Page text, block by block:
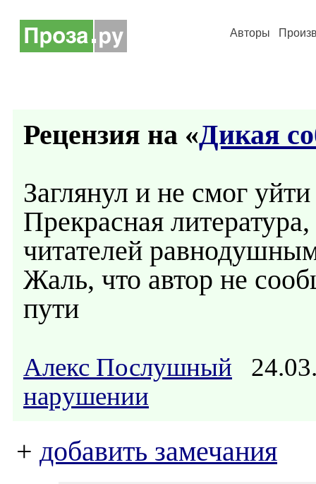
Авторы
Рецензия на «Дикая
Заглянул и не смог уйти
Прекрасная
читателей
Жаль, что автор не
пути
Алекс Послушный
нарушении
+ добавить замечания